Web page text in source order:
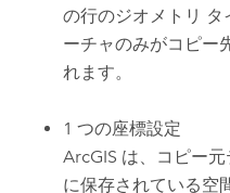
の行のジオメトリ タ
ーチャのみがコピー
れます。
1 つの座標設定
ArcGIS は、コピー
に保存されている空